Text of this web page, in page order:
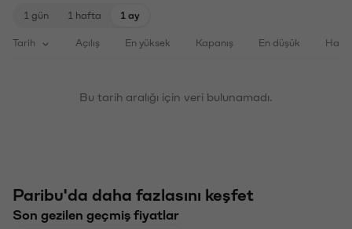
1 gün 1 hafta 1 ay
Tarih Açılış En yüksek Kapanış En düşük
Bu tarih aralığı için veri bulunamadı.
Paribu'da daha fazlasını keşfet
Son gezilen geçmiş fiyatlar